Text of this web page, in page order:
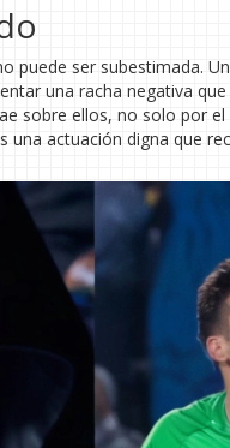
puede ser subestimada.
una racha negativa
sobre ellos, no solo por
actuación digna que